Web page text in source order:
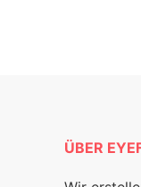
ÜBER